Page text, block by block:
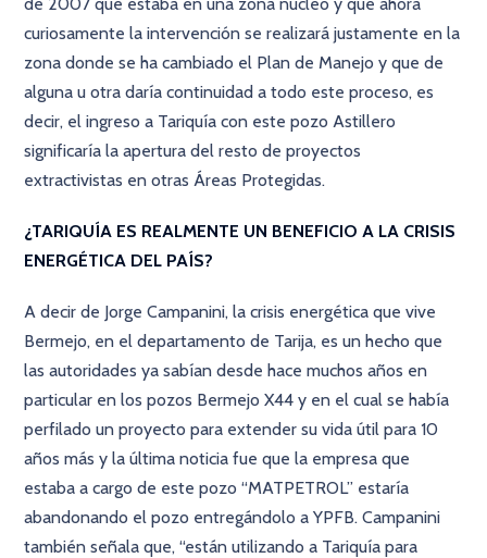
curiosamente la intervención se realizará justamente en la
zona donde se ha cambiado el Plan de Manejo y que de
alguna u otra daría continuidad a todo este proceso, es
decir, el ingreso a Tariquía con este pozo Astillero
significaría la apertura del resto de proyectos
extractivistas en otras Áreas Protegidas.
¿TARIQUÍA ES REALMENTE UN BENEFICIO A LA CRISIS
ENERGÉTICA DEL PAÍS?
A decir de Jorge Campanini, la crisis energética que vive
Bermejo, en el departamento de Tarija, es un hecho que
las autoridades ya sabían desde hace muchos años en
particular en los pozos Bermejo X44 y en el cual se había
perfilado un proyecto para extender su vida útil para 10
años más y la última noticia fue que la empresa que
estaba a cargo de este pozo “MATPETROL” estaría
abandonando el pozo entregándolo a YPFB. Campanini
también señala que, “están utilizando a Tariquía para